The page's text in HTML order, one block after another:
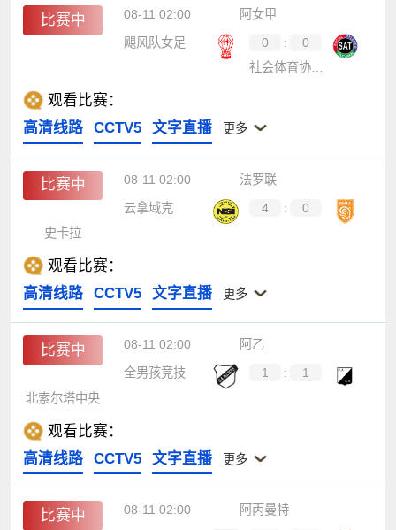
比赛中 08-11 02:00
阿女甲
飓风队女足
0 :
0
社会体育协会女足
观看比赛：
高清线路
CCTV5 文字直播 更多
比赛中 08-11 02:00
法罗联
云拿域克
4 :
0
史卡拉
观看比赛：
高清线路
CCTV5 文字直播 更多
比赛中 08-11 02:00
阿乙
全男孩竞技
1 :
1
北索尔塔中央
观看比赛：
高清线路
CCTV5 文字直播 更多
比赛中 08-11 02:00
阿丙曼特